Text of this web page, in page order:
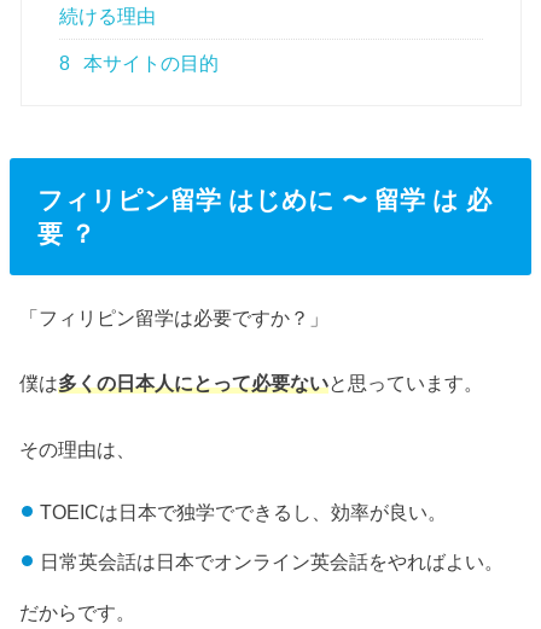
続ける理由
8 本サイトの目的
フィリピン留学 はじめに 〜 留学 は 必
要 ？
「フィリピン留学は必要ですか？」
僕は多くの日本人にとって必要ないと思っています。
その理由は、
TOEICは日本で独学でできるし、効率が良い。
日常英会話は日本でオンライン英会話をやればよい。
だからです。